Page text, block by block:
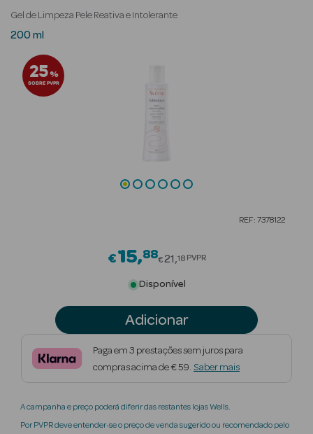
Beauty Season
Beauty Season
Cosmética
Beauty Season
Beauty Season
Beauty Season
Beauty Season
Gel de Limpeza Pele Reativa e Intolerante
200 ml
25%
SOBRE PVPR
REF: 7378122
€15 88Price reduced from
€21 18 PVPR
Disponível
Adicionar
Paga em 3 prestações sem juros para
compras acima de € 59. Saber mais
A campanha e preço poderá diferir das restantes lojas Wells.
Por PVPR deve entender-se o preço de venda sugerido ou recomendado pelo